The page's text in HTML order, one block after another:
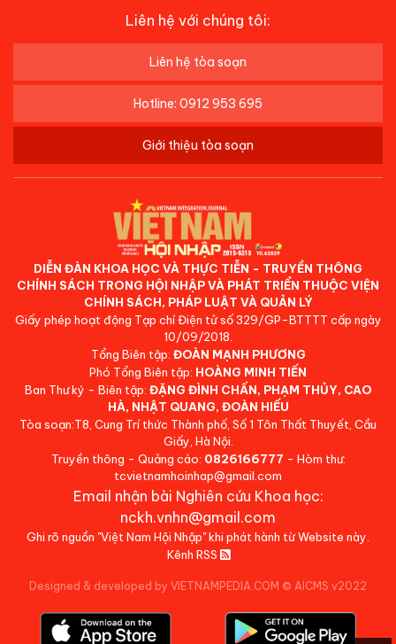
Liên hệ với chúng tôi:
Liên hệ tòa soạn
Hotline: 0912 953 695
Giới thiệu tòa soạn
DIỄN ĐÀN KHOA HỌC VÀ THỰC TIỄN - TRUYỀN THÔNG
CHÍNH SÁCH TRONG HỘI NHẬP VÀ PHÁT TRIỂN THUỘC VIỆN
CHÍNH SÁCH, PHÁP LUẬT VÀ QUẢN LÝ
Giấy phép hoạt động Tạp chí Điện tử số 329/GP-BTTTT cấp ngày
10/09/2018.
Tổng Biên tập: ĐOÀN MẠNH PHƯƠNG
Phó Tổng Biên tập: HOÀNG MINH TIẾN
Ban Thư ký - Biên tập: ĐẶNG ĐÌNH CHẤN, PHẠM THỦY, CAO
HÀ, NHẬT QUANG, ĐOÀN HIẾU
Tòa soạn:T8, Cung Trí thức Thành phố, Số 1 Tôn Thất Thuyết, Cầu
Giấy, Hà Nội.
Truyền thông - Quảng cáo: 0826166777 - Hòm thư:
tcvietnamhoinhap@gmail.com
Email nhận bài Nghiên cứu Khoa học:
nckh.vnhn@gmail.com
Ghi rõ nguồn "Việt Nam Hội Nhập" khi phát hành từ Website này.
Kênh RSS
Designed & developed by VIETNAMPEDIA.COM © AICMS v2022